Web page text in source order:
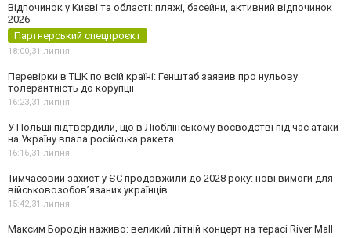
Відпочинок у Києві та області: пляжі, басейни, активний відпочинок
2026
Партнерський спецпроєкт
18:00,31 липня
Перевірки в ТЦК по всій країні: Генштаб заявив про нульову
толерантність до корупції
16:23,31 липня
У Польщі підтвердили, що в Люблінському воєводстві під час атаки
на Україну впала російська ракета
16:16,31 липня
Тимчасовий захист у ЄС продовжили до 2028 року: нові вимоги для
військовозобов’язаних українців
15:42,31 липня
Максим Бородін наживо: великий літній концерт на терасі River Mall